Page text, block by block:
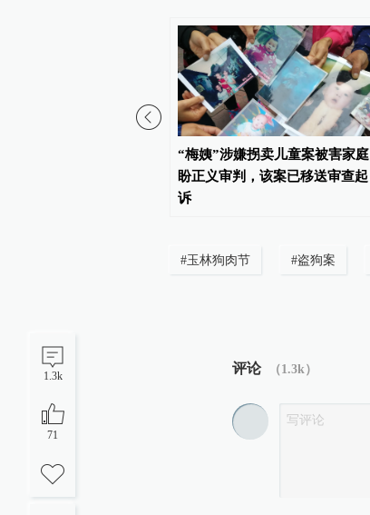
1.3k
71
“梅姨”涉嫌拐卖儿童案被害家庭
盼正义审判，该案已移送审查起
诉
#玉林狗肉节 #盗狗案
评论 （1.3k）